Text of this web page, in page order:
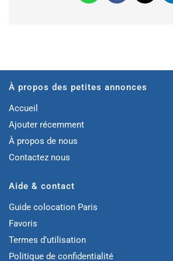
À propos des petites annonces
Accueil
Ajouter récemment
À propos de nous
Contactez nous
Aide & contact
Guide colocation Paris
Favoris
Termes d’utilisation
Politique de confidentialité